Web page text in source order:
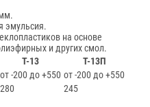
эмульсия.
на основе
и других смол.
Т-13
Т-13П
от -200 до +550 от -200 до +550
280
245